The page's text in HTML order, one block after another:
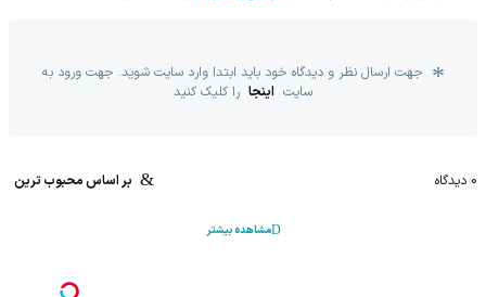
جهت ارسال نظر و دیدگاه خود باید ابتدا وارد سایت شوید. جهت ورود به
سایت اینجا را کلیک کنید
0 دیدگاه بر اساس محبوب ترین
مشاهده بیشتر